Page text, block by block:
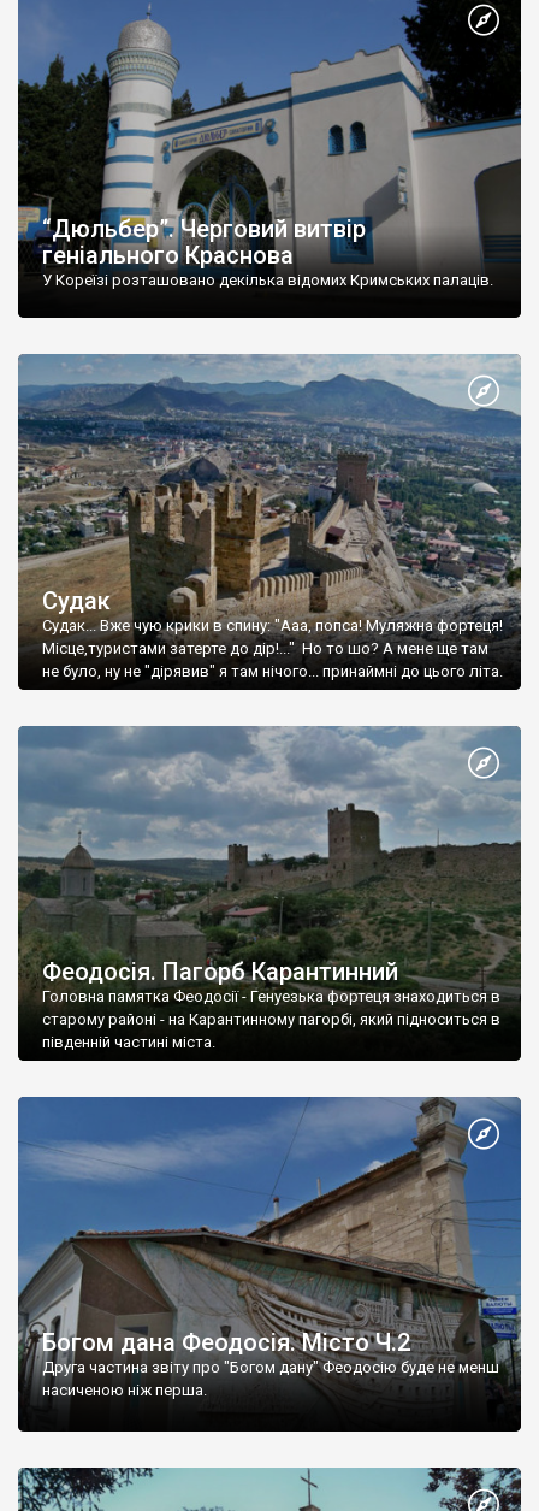
“Дюльбер”. Черговий витвір
геніального Краснова
У Кореїзі розташовано декілька відомих Кримських палаців.
Судак
Судак... Вже чую крики в спину: "Ааа, попса! Муляжна фортеця!
Місце,туристами затерте до дір!..." Но то шо? А мене ще там
не було, ну не "дірявив" я там нічого... принаймні до цього літа.
Феодосія. Пагорб Карантинний
Головна памятка Феодосії - Генуезька фортеця знаходиться в
старому районі - на Карантинному пагорбі, який підноситься в
південній частині міста.
Богом дана Феодосія. Місто Ч.2
Друга частина звіту про "Богом дану" Феодосію буде не менш
насиченою ніж перша.